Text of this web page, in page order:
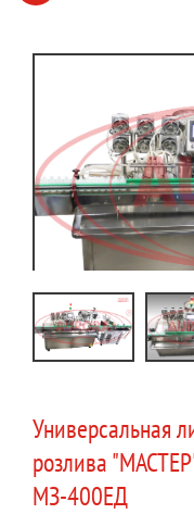
Универсальная
розлива
МЗ-400ЕД